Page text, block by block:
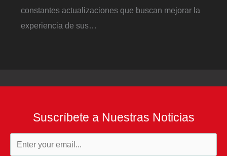
constantes actualizaciones que buscan mejorar la
experiencia de sus…
Suscríbete a Nuestras Noticias